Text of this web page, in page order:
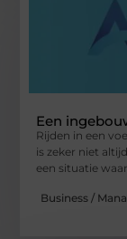
Een
Rijden in een
is zeker niet
een situatie
Business /